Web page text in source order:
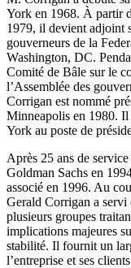
York en 1968. À partir
1979, il devient adjoint
gouverneurs de la
Washington, DC.
Comité de Bâle sur le
l’Assemblée des
Corrigan est nommé
Minneapolis en 1980.
York au poste de
Après 25 ans de
Goldman Sachs en
associé en 1996. Au
Gerald Corrigan a servi
plusieurs groupes
implications majeures
stabilité. Il fournit un
l’entreprise et ses